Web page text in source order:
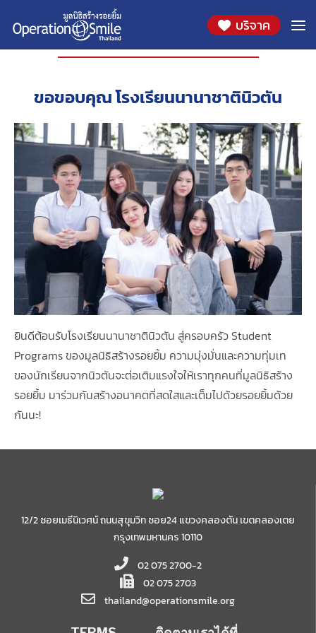
บริจาค
องค์กรที่ร่วมสนับสนุน
ขอขอบคุณ โรงเรียนนานาชาตินิวตัน
ยินดีต้อนรับโรงเรียนนานาชาตินิวตัน สู่ครอบครัว Student
Programs ของมูลนิธิสร้างรอยยิ้ม ความมุ่งมั่นและความทุ่มเท
ของนักเรียนจากนิวตันจะต่อเติมแรงใจให้เราทุกคนที่มูลนิธิสร้าง
รอยยิ้ม มาร่วมกันสร้างอนาคตที่สดใสและเต็มไปด้วยรอยยิ้มด้วย
กันนะ!
12/2 ซอยเมธีนิเวศน์ ถนนสุขุมวิท ซอย24 แขวงคลองตัน เขตคลองเตย
กรุงเทพมหานคร 10110
02 075 2700-2
02 075 2703
thailand@operationsmile.org